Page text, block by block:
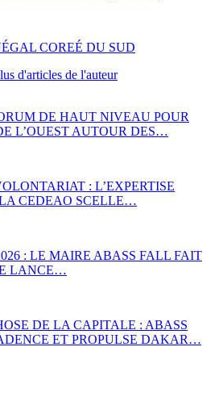
COREÉ DU SUD
d'articles de l'auteur
DE HAUT NIVEAU POUR
L’OUEST AUTOUR DES…
: L’EXPERTISE
CEDEAO SCELLE…
: LE MAIRE ABASS FALL FAIT
LANCE…
DE LA CAPITALE : ABASS
ET PROPULSE DAKAR…